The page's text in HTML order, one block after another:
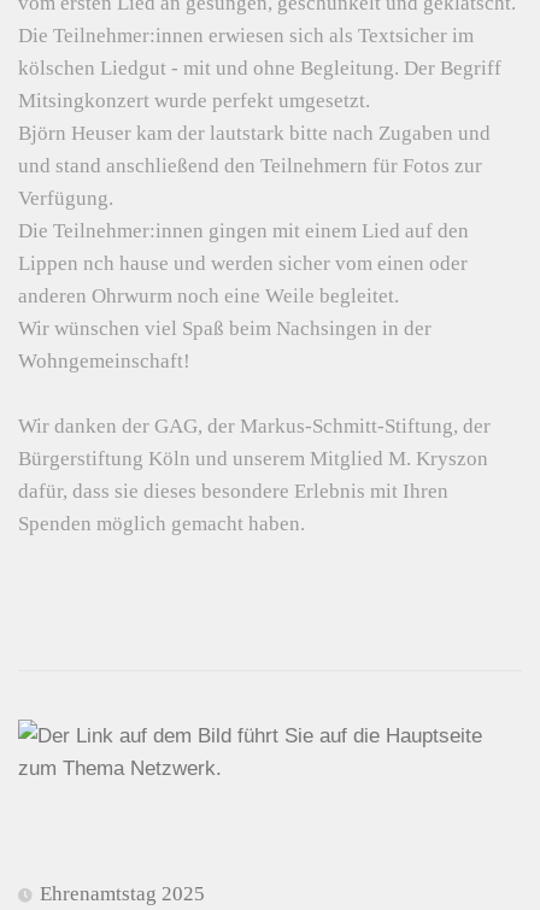
Die Teilnehmer:innen erwiesen sich als Textsicher im
kölschen Liedgut - mit und ohne Begleitung. Der Begriff
Mitsingkonzert wurde perfekt umgesetzt.
Björn Heuser kam der lautstark bitte nach Zugaben und
und stand anschließend den Teilnehmern für Fotos zur
Verfügung.
Die Teilnehmer:innen gingen mit einem Lied auf den
Lippen nch hause und werden sicher vom einen oder
anderen Ohrwurm noch eine Weile begleitet.
Wir wünschen viel Spaß beim Nachsingen in der
Wohngemeinschaft!
Wir danken der GAG, der Markus-Schmitt-Stiftung, der
Bürgerstiftung Köln und unserem Mitglied M. Kryszon
dafür, dass sie dieses besondere Erlebnis mit Ihren
Spenden möglich gemacht haben.
Ehrenamtstag 2025